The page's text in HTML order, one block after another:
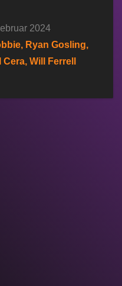
2024
Ryan Gosling,
Will Ferrell